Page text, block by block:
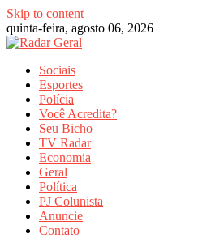
Skip to content
quinta-feira, agosto 06, 2026
Sociais
Esportes
Polícia
Você Acredita?
Seu Bicho
TV Radar
Economia
Geral
Política
PJ Colunista
Anuncie
Contato